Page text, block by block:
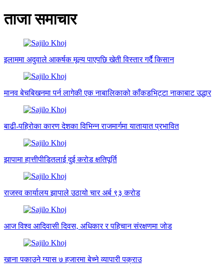
ताजा समाचार
इलाममा अदुवाले आकर्षक मूल्य पाएपछि खेती विस्तार गर्दै किसान
मानव बेचबिखनमा पर्न लागेकी एक नाबालिकाको काँकडभिट्टा नाकाबाट उद्धार
बाढी-पहिरोका कारण देशका विभिन्न राजमार्गमा यातायात प्रभावित
झापामा हात्तीपीडितलाई दुई करोड क्षतिपूर्ति
राजस्व कार्यालय झापाले उठायो चार अर्ब ९३ करोड
आज विश्व आदिवासी दिवस, अधिकार र पहिचान संरक्षणमा जोड
खाना पकाउने ग्यास ७ हजारमा बेच्ने व्यापारी पक्राउ